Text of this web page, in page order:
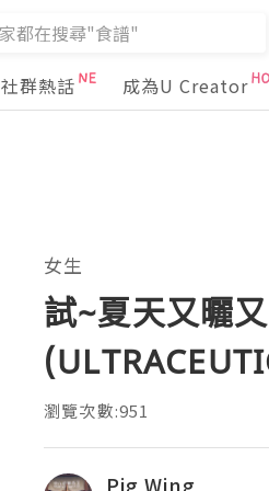
社群熱話 成為U Creator
女生
試~夏天又曬
瀏覽次數:951
Pig Wing